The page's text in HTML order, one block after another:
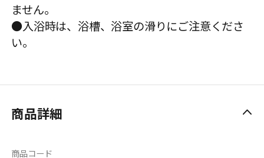
ません。
●入浴時は、浴槽、浴室の滑りにご注意くださ
い。
商品詳細
商品コード